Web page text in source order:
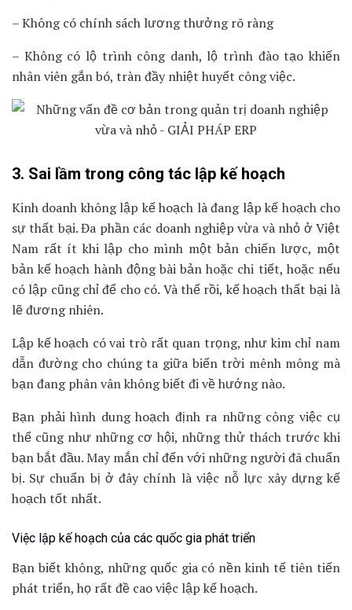
– Không có chính sách lương thưởng rõ ràng
– Không có lộ trình công danh, lộ trình đào tạo khiến
nhân viên gắn bó, tràn đầy nhiệt huyết công việc.
3. Sai lầm trong công tác lập kế hoạch
Kinh doanh không lập kế hoạch là đang lập kế hoạch cho
sự thất bại. Đa phần các doanh nghiệp vừa và nhỏ ở Việt
Nam rất ít khi lập cho mình một bản chiến lược, một
bản kế hoạch hành động bài bản hoặc chi tiết, hoặc nếu
có lập cũng chỉ để cho có. Và thế rồi, kế hoạch thất bại là
lẽ đương nhiên.
Lập kế hoạch có vai trò rất quan trọng, như kim chỉ nam
dẫn đường cho chúng ta giữa biển trời mênh mông mà
bạn đang phân vân không biết đi về hướng nào.
Bạn phải hình dung hoạch định ra những công việc cụ
thể cũng như những cơ hội, những thử thách trước khi
bạn bắt đầu. May mắn chỉ đến với những người đã chuẩn
bị. Sự chuẩn bị ở đây chính là việc nỗ lực xây dựng kế
hoạch tốt nhất.
Việc lập kế hoạch của các quốc gia phát triển
Bạn biết không, những quốc gia có nền kinh tế tiên tiến
phát triển, họ rất đề cao việc lập kế hoạch.